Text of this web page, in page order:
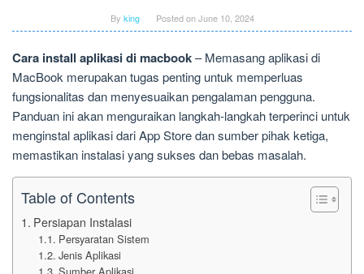
By king Posted onJune 10, 2024
Cara install aplikasi di macbook– Memasang aplikasi di
MacBook merupakan tugas penting untuk memperluas
fungsionalitas dan menyesuaikan pengalaman pengguna.
Panduan ini akan menguraikan langkah-langkah terperinci untuk
menginstal aplikasi dari App Store dan sumber pihak ketiga,
memastikan instalasi yang sukses dan bebas masalah.
Table of Contents
Persiapan Instalasi
Persyaratan Sistem
Jenis Aplikasi